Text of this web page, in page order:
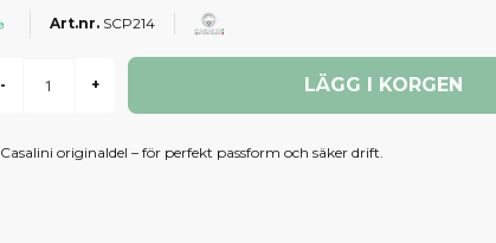
SCP214
- + LÄGG I KORGEN
Casalini originaldel – för perfekt passform och säker drift.